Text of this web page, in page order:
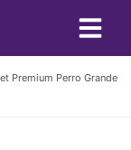
Premium Perro Grande